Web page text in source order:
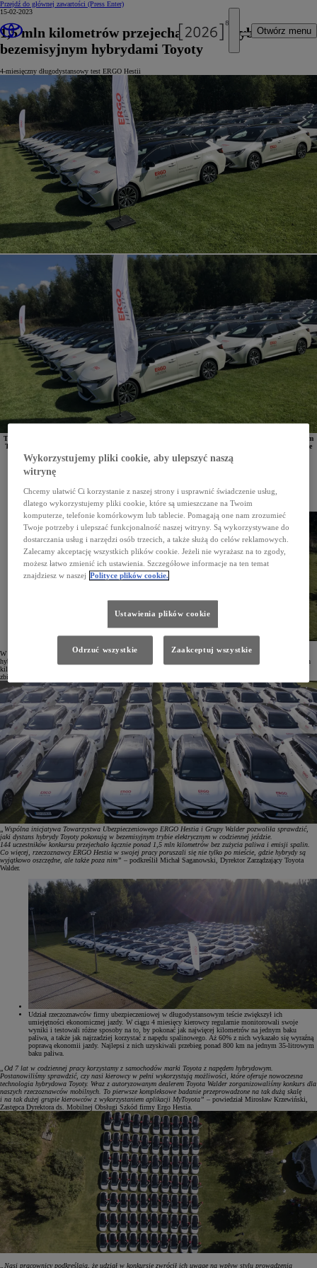
Przejdź do głównej zawartości (Press Enter)
Otwórz menu
15-02-2023
1,5 mln kilometrów przejechanych w trybie
bezemisyjnym hybrydami Toyoty
4-miesięczny długodystansowy test ERGO Hestii
Towarzystwo ubezpieczeniowe
ERGO Hestia we współpracy z Grupą Walder, autoryzowanym dilerem
Toyoty i Lexusa, zorganizowała długodystansowy konkurs "ECO press! CO2 less". Przez 4 miesiące
pracownicy korzystający z hybrydowej floty firmy ubezpieczeniowej brali udział w konkursie
ekonomicznej jazdy, pokonując łącznie w trybie bezemisyjnym ponad 1,5 mln kilometrów.
ERGO Hestia to towarzystwo ubezpieczeniowe, które od 7 lat opiera swoją flotę na hybrydowych
w 2016 roku. Teraz we współpracy z autoryzowanym dilerem Toyota Walder ERGO Hestia
zorganizowała długodystansowy konkurs "ECO press! CO2 less", w którym pracownicy mogli się
wykazać umiejętnościami ekologicznej jazdy.
W konkursie wzięło udział 144 mobilnych rzeczoznawców. Przez 4 miesiące monitorowali oni parametry
hybrydowej jazdy przy pomocy aplikacji MyToyota na telefon. W tym czasie pokonali łącznie ponad 1,5 mln
kilometrów w trybie bezemisyjnym, co stanowiło średnio 62% całego czasu jazdy. Konkurs poprzedziło
zbieranie danych bazowych przez 6 miesięcy.
„Wspólna inicjatywa Towarzystwa Ubezpieczeniowego ERGO Hestia i Grupy Walder pozwoliła sprawdzić,
jaki dystans hybrydy Toyoty pokonują w bezemisyjnym trybie elektrycznym w codziennej jeździe.
144 uczestników konkursu przejechało łącznie ponad 1,5 mln kilometrów bez zużycia paliwa i emisji spalin.
Co więcej, rzeczoznawcy ERGO Hestia w swojej pracy poruszali się nie tylko po mieście, gdzie hybrydy są
wyjątkowo oszczędne, ale także poza nim” – podkreślił Michał Saganowski, Dyrektor Zarządzający Toyota
Walder.
Udział rzeczoznawców firmy ubezpieczeniowej w długodystansowym teście zwiększył ich
umiejętności ekonomicznej jazdy. W ciągu 4 miesięcy kierowcy regularnie monitorowali swoje
wyniki i testowali różne sposoby na to, by pokonać jak najwięcej kilometrów na jednym baku
paliwa, a także jak najrzadziej korzystać z napędu spalinowego. Aż 60% z nich wykazało się wyraźną
poprawą ekonomii jazdy. Najlepsi z nich uzyskiwali przebieg ponad 800 km na jednym 35-litrowym
baku paliwa.
„Od 7 lat w codziennej pracy korzystamy z samochodów marki Toyota z napędem hybrydowym.
Postanowiliśmy sprawdzić, czy nasi kierowcy w pełni wykorzystują możliwości, które oferuje nowoczesna
technologia hybrydowa Toyoty. Wraz z autoryzowanym dealerem Toyota Walder zorganizowaliśmy konkurs dla
naszych rzeczoznawców mobilnych. To pierwsze kompleksowe badanie przeprowadzone na tak dużą skalę
i na tak dużej grupie kierowców z wykorzystaniem aplikacji MyToyota” – powiedział Mirosław Krzewiński,
Zastępca Dyrektora ds. Mobilnej Obsługi Szkód firmy Ergo Hestia.
„Nasi pracownicy podkreślają, że udział w konkursie zwrócił ich uwagę na wpływ stylu prowadzenia
Wykorzystujemy pliki cookie, aby ulepszyć naszą
witrynę
Chcemy ułatwić Ci korzystanie z naszej strony i usprawnić świadczenie usług,
dlatego wykorzystujemy pliki cookie, które są umieszczane na Twoim
komputerze, telefonie komórkowym lub tablecie. Pomagają one nam zrozumieć
Twoje potrzeby i ulepszać funkcjonalność naszej witryny. Są wykorzystywane do
dostarczania usług i narzędzi osób trzecich, a także służą do celów reklamowych.
Zalecamy akceptację wszystkich plików cookie. Jeżeli nie wyrażasz na to zgody,
możesz łatwo zmienić ich ustawienia. Szczegółowe informacje na ten temat
znajdziesz w naszej Polityce plików cookie.
Ustawienia plików cookie
Odrzuć wszystkie Zaakceptuj wszystkie